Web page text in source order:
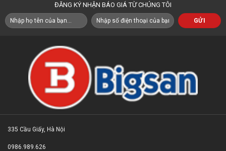
ĐĂNG KÝ NHẬN BÁO GIÁ TỪ CHÚNG TÔI
335 Cầu Giấy, Hà Nội
0986.989.626